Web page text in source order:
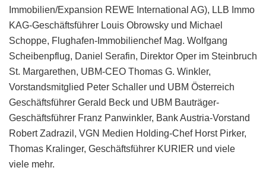
Immobilien/Expansion REWE International AG), LLB Immo
KAG-Geschäftsführer Louis Obrowsky und Michael
Schoppe, Flughafen-Immobilienchef Mag. Wolfgang
Scheibenpflug, Daniel Serafin, Direktor Oper im Steinbruch
St. Margarethen, UBM-CEO Thomas G. Winkler,
Vorstandsmitglied Peter Schaller und UBM Österreich
Geschäftsführer Gerald Beck und UBM Bauträger-
Geschäftsführer Franz Panwinkler, Bank Austria-Vorstand
Robert Zadrazil, VGN Medien Holding-Chef Horst Pirker,
Thomas Kralinger, Geschäftsführer KURIER und viele
viele mehr.